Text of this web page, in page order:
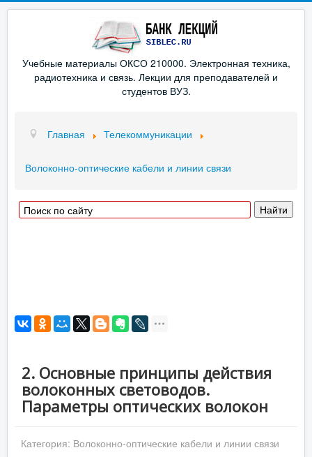
Учебные материалы ОКСО 210000. Электронная техника,
радиотехника и связь. Лекции для преподавателей и
студентов ВУЗ.
Главная Телекоммуникации
Волоконно-оптические кабели и линии связи
2. Основные принципы действия
волоконных световодов.
Параметры оптических волокон
Категория: Волоконно-оптические кабели и линии связи